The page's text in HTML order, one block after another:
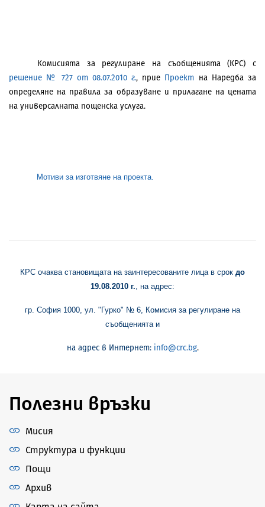
Комисията за регулиране на съобщенията (КРС) с
решение № 727 от 08.07.2010 г., прие Проект на Наредба за
определяне на правила за образуване и прилагане на цената
на универсалната пощенска услуга.
Мотиви за изготвяне на проекта.
КРС очаква становищата на заинтересованите лица в срок до
19.08.2010 г. , на адрес:
гр. София 1000, ул. "Гурко" № 6, Комисия за регулиране на
съобщенията и
на адрес в Интернет: info@crc.bg.
Полезни връзки
Мисия
Структура и функции
Пощи
Архив